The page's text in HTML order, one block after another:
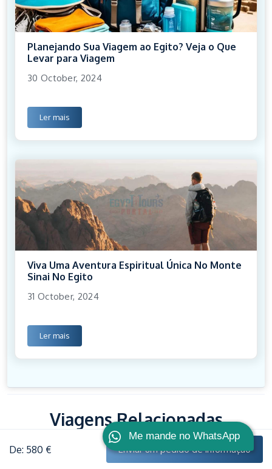
Me mande no WhatsApp
Planejando Sua Viagem ao Egito? Veja o Que
Levar para Viagem
30 October, 2024
Ler mais
Viva Uma Aventura Espiritual Única No Monte
Sinai No Egito
31 October, 2024
Ler mais
Viagens Relacionadas
Nota:Se você não encontrou o que está procurando,
De: 580 € Enviar um pedido de informação